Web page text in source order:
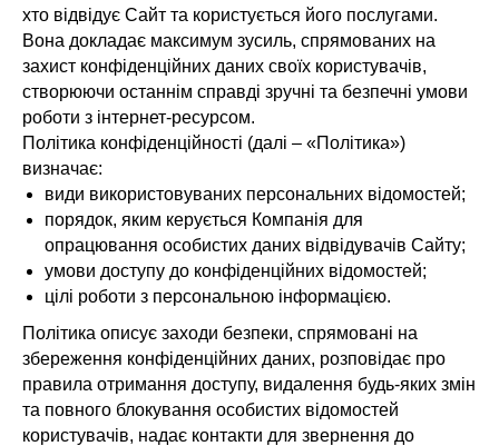
хто відвідує Сайт та користується його послугами.
Вона докладає максимум зусиль, спрямованих на
захист конфіденційних даних своїх користувачів,
створюючи останнім справді зручні та безпечні умови
роботи з інтернет-ресурсом.
Політика конфіденційності (далі – «Політика»)
визначає:
види використовуваних персональних відомостей;
порядок, яким керується Компанія для
опрацювання особистих даних відвідувачів Сайту;
умови доступу до конфіденційних відомостей;
цілі роботи з персональною інформацією.
Політика описує заходи безпеки, спрямовані на
збереження конфіденційних даних, розповідає про
правила отримання доступу, видалення будь-яких змін
та повного блокування особистих відомостей
користувачів, надає контакти для звернення до